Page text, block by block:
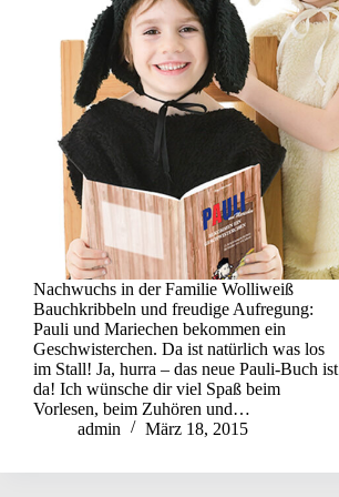
Nachwuchs in der Familie Wolliweiß
Bauchkribbeln und freudige Aufregung:
Pauli und Mariechen bekommen ein
Geschwisterchen. Da ist natürlich was los
im Stall! Ja, hurra – das neue Pauli-Buch ist
da! Ich wünsche dir viel Spaß beim
Vorlesen, beim Zuhören und…
admin
März 18, 2015